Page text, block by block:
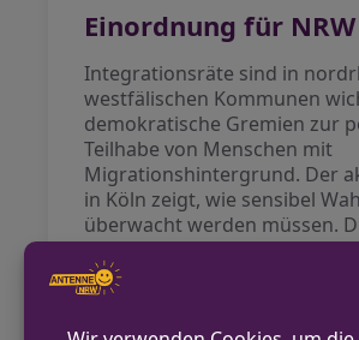
Einordnung für NRW
Integrationsräte sind in
westfälischen Kommunen
demokratische Gremien zur
Teilhabe von Menschen mit
Migrationshintergrund. Der
in Köln zeigt, wie sensibel
überwacht werden müssen.
Ermittlungen der
unterstreichen die Bedeutung
Wahlintegrität für die
Legitimation dieser Gremien.